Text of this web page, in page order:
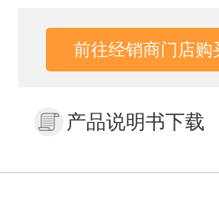
前往经销商门店购
产品说明书下载